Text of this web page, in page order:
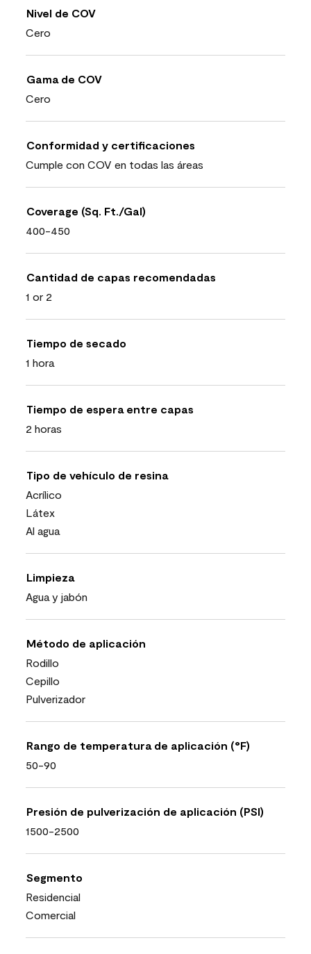
Nivel de COV
Cero
Gama de COV
Cero
Conformidad y certificaciones
Cumple con COV en todas las áreas
Coverage (Sq. Ft./Gal)
400-450
Cantidad de capas recomendadas
1 or 2
Tiempo de secado
1 hora
Tiempo de espera entre capas
2 horas
Tipo de vehículo de resina
Acrílico
Látex
Al agua
Limpieza
Agua y jabón
Método de aplicación
Rodillo
Cepillo
Pulverizador
Rango de temperatura de aplicación (°F)
50-90
Presión de pulverización de aplicación (PSI)
1500-2500
Segmento
Residencial
Comercial